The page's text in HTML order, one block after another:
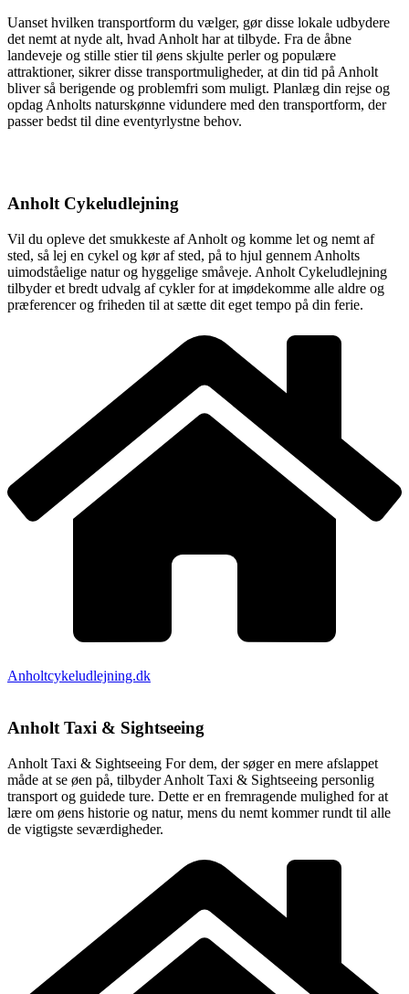
Uanset hvilken transportform du vælger, gør disse lokale udbydere
det nemt at nyde alt, hvad Anholt har at tilbyde. Fra de åbne
landeveje og stille stier til øens skjulte perler og populære
attraktioner, sikrer disse transportmuligheder, at din tid på Anholt
bliver så berigende og problemfri som muligt. Planlæg din rejse og
opdag Anholts naturskønne vidundere med den transportform, der
passer bedst til dine eventyrlystne behov.
Anholt Cykeludlejning
Vil du opleve det smukkeste af Anholt og komme let og nemt af
sted, så lej en cykel og kør af sted, på to hjul gennem Anholts
uimodståelige natur og hyggelige småveje. Anholt Cykeludlejning
tilbyder et bredt udvalg af cykler for at imødekomme alle aldre og
præferencer og friheden til at sætte dit eget tempo på din ferie.
Anholtcykeludlejning.dk
Anholt Taxi & Sightseeing
Anholt Taxi & Sightseeing For dem, der søger en mere afslappet
måde at se øen på, tilbyder Anholt Taxi & Sightseeing personlig
transport og guidede ture. Dette er en fremragende mulighed for at
lære om øens historie og natur, mens du nemt kommer rundt til alle
de vigtigste seværdigheder.